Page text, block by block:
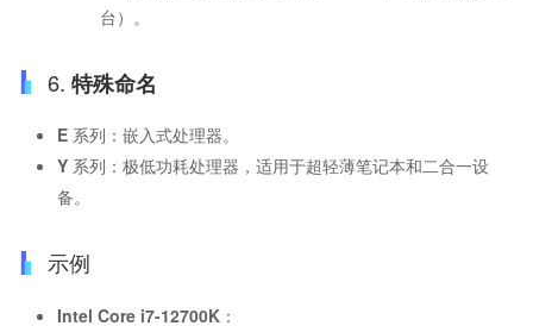
台）。
6. 特殊命名
E 系列：嵌入式处理器。
Y 系列：极低功耗处理器，适用于超轻薄笔记本和二合一设
备。
示例
Intel Core i7-12700K ：